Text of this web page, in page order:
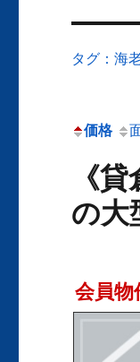
タグ：海
価格
《
の大
会員物